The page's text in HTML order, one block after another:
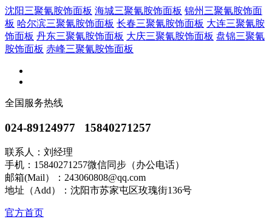
沈阳三聚氰胺饰面板 海城三聚氰胺饰面板 锦州三聚氰胺饰面
板 哈尔滨三聚氰胺饰面板 长春三聚氰胺饰面板 大连三聚氰胺
饰面板 丹东三聚氰胺饰面板 大庆三聚氰胺饰面板 盘锦三聚氰
胺饰面板 赤峰三聚氰胺饰面板
全国服务热线
024-89124977 15840271257
联系人：刘经理
手机：15840271257微信同步（办公电话）
邮箱(Mail）：243060808@qq.com
地址（Add）：沈阳市苏家屯区玫瑰街136号
官方首页